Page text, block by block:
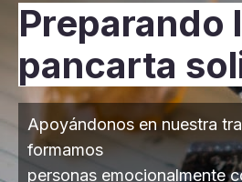
Preparando
pancarta
Apoyándonos en nuestra
formamos
personas emocionalmente